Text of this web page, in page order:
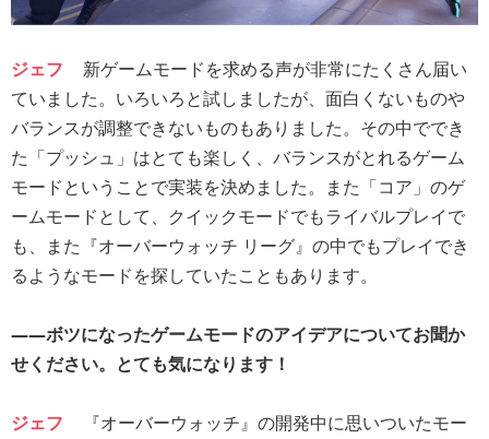
ジェフ
新ゲームモードを求める声が非常にたくさん届い
ていました。いろいろと試しましたが、面白くないものや
バランスが調整できないものもありました。その中ででき
た「プッシュ」はとても楽しく、バランスがとれるゲーム
モードということで実装を決めました。また「コア」のゲ
ームモードとして、クイックモードでもライバルプレイで
も、また『オーバーウォッチ リーグ』の中でもプレイでき
るようなモードを探していたこともあります。
――ボツになったゲームモードのアイデアについてお聞か
せください。とても気になります！
ジェフ
『オーバーウォッチ』の開発中に思いついたモー